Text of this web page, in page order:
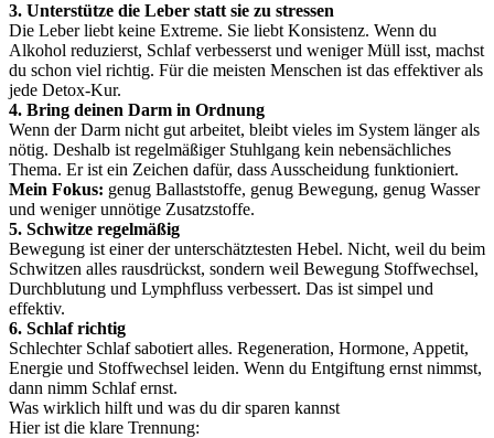
3. Unterstütze die Leber statt sie zu stressen
Die Leber liebt keine Extreme. Sie liebt Konsistenz. Wenn du
Alkohol reduzierst, Schlaf verbesserst und weniger Müll isst, machst
du schon viel richtig. Für die meisten Menschen ist das effektiver als
jede Detox-Kur.
4. Bring deinen Darm in Ordnung
Wenn der Darm nicht gut arbeitet, bleibt vieles im System länger als
nötig. Deshalb ist regelmäßiger Stuhlgang kein nebensächliches
Thema. Er ist ein Zeichen dafür, dass Ausscheidung funktioniert.
Mein Fokus: genug Ballaststoffe, genug Bewegung, genug Wasser
und weniger unnötige Zusatzstoffe.
5. Schwitze regelmäßig
Bewegung ist einer der unterschätztesten Hebel. Nicht, weil du beim
Schwitzen alles rausdrückst, sondern weil Bewegung Stoffwechsel,
Durchblutung und Lymphfluss verbessert. Das ist simpel und
effektiv.
6. Schlaf richtig
Schlechter Schlaf sabotiert alles. Regeneration, Hormone, Appetit,
Energie und Stoffwechsel leiden. Wenn du Entgiftung ernst nimmst,
dann nimm Schlaf ernst.
Was wirklich hilft und was du dir sparen kannst
Hier ist die klare Trennung: